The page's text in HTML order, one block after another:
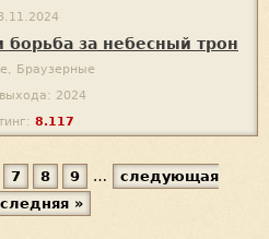
борьба за небесный трон
Браузерные
2024
8.117
7 8 9 …
следующая
»